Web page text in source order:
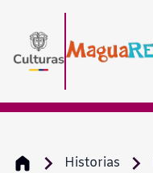
Historias